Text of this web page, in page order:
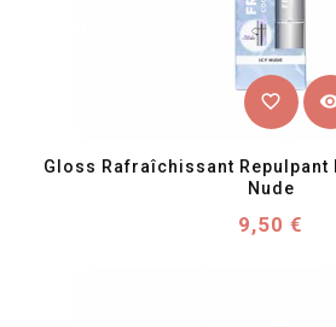
favorite_border
Gloss Rafraîchissant
Nude
Prix
9,50 €